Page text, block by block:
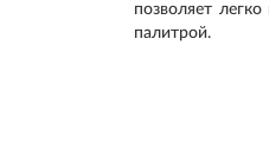
позволяет
палитрой.